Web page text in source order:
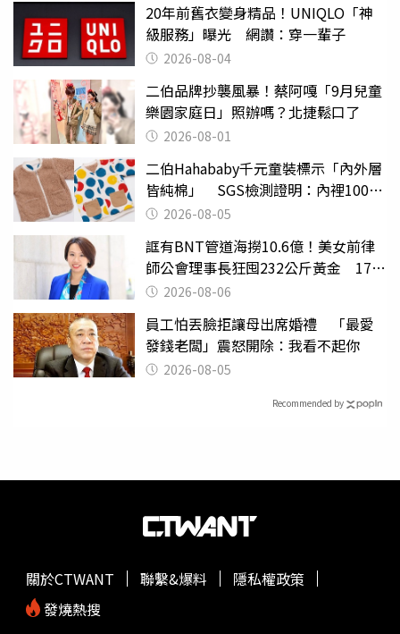
20年前舊衣變身精品！UNIQLO「神
級服務」曝光 網讚：穿一輩子
2026-08-04
二伯品牌抄襲風暴！蔡阿嘎「9月兒童
樂園家庭日」照辦嗎？北捷鬆口了
2026-08-01
二伯Hahababy千元童裝標示「內外層
皆純棉」 SGS檢測證明：內裡100%
聚酯纖維
2026-08-05
誆有BNT管道海撈10.6億！美女前律
師公會理事長狂囤232公斤黃金 17人
遭起訴
2026-08-06
員工怕丟臉拒讓母出席婚禮 「最愛
發錢老闆」震怒開除：我看不起你
2026-08-05
Recommended by
關於CTWANT 聯繫&爆料
隱私權政策
發燒熱搜